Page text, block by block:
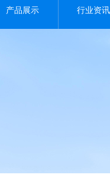
产品展示 行业资讯